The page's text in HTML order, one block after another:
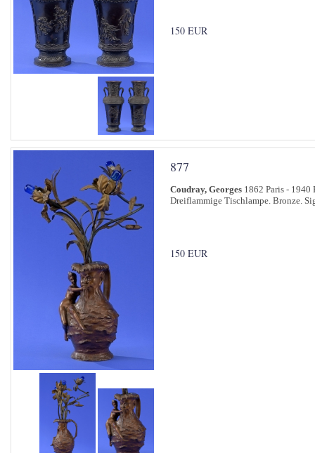
150 EUR
877
Coudray, Georges 1862 Paris - 1940
Dreiflammige Tischlampe. Bronze.
150 EUR